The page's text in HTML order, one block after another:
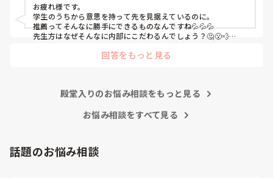
いという考えが私にあり、気になっている病院(B病院)のイ
ンターンシップに行けたのが8月中旬でした。とてもいい所
で、内部の病院がどれだけ古い考え方で人間関係が終わって
確実に受かるのに外部も受けるメリットなんてあるの？」と
お疲れ様です。
学生のうちから意思を持って先を見据えているのに。
推薦ってそんなに勝手にできるものなんですね💦💦💦
先生方はなぜそんなに内部にこだわるんでしょう？🤔😮‍💨
学校には話は通じない気がしますね💦
回答をもっと見る
殿堂入りのお悩み相談をもっと見る
お悩み相談をすべて見る
話題のお悩み相談